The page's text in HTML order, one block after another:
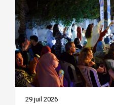
29 juil 2026